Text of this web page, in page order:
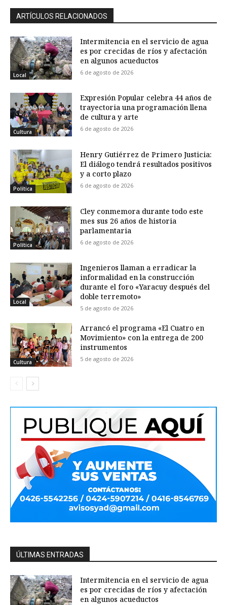
ARTÍCULOS RELACIONADOS
Local
Intermitencia en el servicio de agua
es por crecidas de ríos y afectación
en algunos acueductos
6 de agosto de 2026
Cultura
Expresión Popular celebra 44 años de
trayectoria una programación llena
de cultura y arte
6 de agosto de 2026
Política
Henry Gutiérrez de Primero Justicia:
El diálogo tendrá resultados positivos
y a corto plazo
6 de agosto de 2026
Política
Cley conmemora durante todo este
mes sus 26 años de historia
parlamentaria
6 de agosto de 2026
Local
Ingenieros llaman a erradicar la
informalidad en la construcción
durante el foro «Yaracuy después del
doble terremoto»
5 de agosto de 2026
Cultura
Arrancó el programa «El Cuatro en
Movimiento» con la entrega de 200
instrumentos
5 de agosto de 2026
ÚLTIMAS ENTRADAS
Intermitencia en el servicio de agua
es por crecidas de ríos y afectación
en algunos acueductos